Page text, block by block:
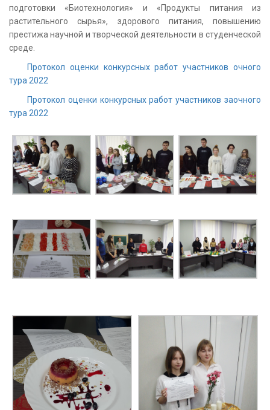
подготовки «Биотехнология» и «Продукты питания из
растительного сырья», здорового питания, повышению
престижа научной и творческой деятельности в студенческой
среде.
Протокол оценки конкурсных работ участников очного
тура 2022
Протокол оценки конкурсных работ участников заочного
тура 2022